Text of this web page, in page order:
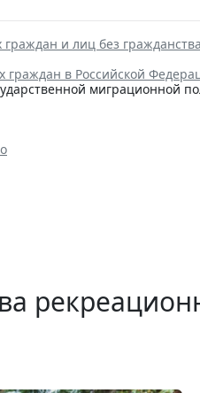
и лиц без
в Российской
миграционной